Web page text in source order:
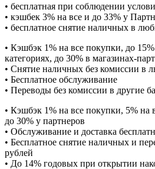
• бесплатная при соблюдении
• кэшбек 3% на все и до 33% у
• бесплатное снятие наличных в
• Кэшбэк 1% на все покупки, до
категориях, до 30% в магазинах-
• Снятие наличных без комиссии в
• Бесплатное обслуживание
• Переводы без комиссии в другие
• Кэшбэк 1% на все покупки, 5% на
до 30% у партнеров
• Обслуживание и доставка
• Бесплатное снятие наличных и
рублей
• До 14% годовых при открытии